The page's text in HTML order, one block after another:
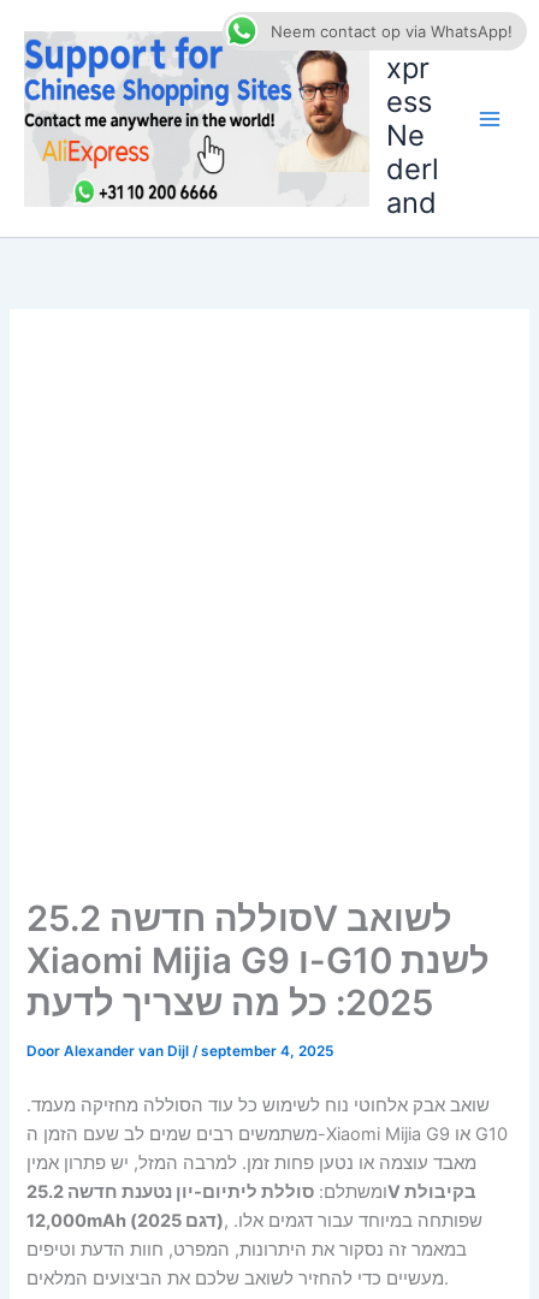
naar
inhoud
AliE
xpr
ess
Ne
derl
and
סוללה חדשה 25.2V לשואב
Xiaomi Mijia G9 ו-G10 לשנת
2025: כל מה שצריך לדעת
DoorAlexander van Dijl/september 4, 2025
שואב אבק אלחוטי נוח לשימוש כל עוד הסוללה מחזיקה מעמד.
משתמשים רבים שמים לב שעם הזמן ה-Xiaomi Mijia G9 או G10
מאבד עוצמה או נטען פחות זמן. למרבה המזל, יש פתרון אמין
ומשתלם:
סוללת ליתיום-יון נטענת חדשה 25.2V בקיבולת
12,000mAh (דגם 2025), שפותחה במיוחד עבור דגמים אלו.
במאמר זה נסקור את היתרונות, המפרט, חוות הדעת וטיפים
מעשיים כדי להחזיר לשואב שלכם את הביצועים המלאים.
Neem contact op via WhatsApp!